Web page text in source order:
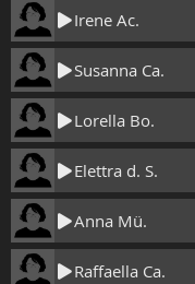
Irene Ac.
Susanna Ca.
Lorella Bo.
Elettra d. S.
Anna Mü.
Raffaella Ca.